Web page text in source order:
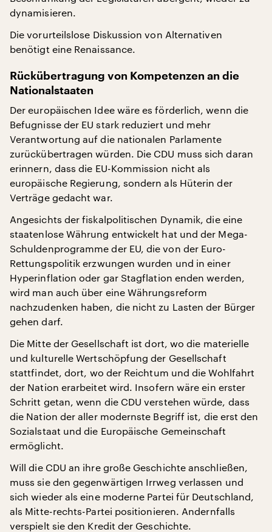
dynamisieren.
Die vorurteilslose Diskussion von Alternativen
benötigt eine Renaissance.
Rückübertragung von Kompetenzen an die
Nationalstaaten
Der europäischen Idee wäre es förderlich, wenn die
Befugnisse der EU stark reduziert und mehr
Verantwortung auf die nationalen Parlamente
zurückübertragen würden. Die CDU muss sich daran
erinnern, dass die EU-Kommission nicht als
europäische Regierung, sondern als Hüterin der
Verträge gedacht war.
Angesichts der fiskalpolitischen Dynamik, die eine
staatenlose Währung entwickelt hat und der Mega-
Schuldenprogramme der EU, die von der Euro-
Rettungspolitik erzwungen wurden und in einer
Hyperinflation oder gar Stagflation enden werden,
wird man auch über eine Währungsreform
nachzudenken haben, die nicht zu Lasten der Bürger
gehen darf.
Die Mitte der Gesellschaft ist dort, wo die materielle
und kulturelle Wertschöpfung der Gesellschaft
stattfindet, dort, wo der Reichtum und die Wohlfahrt
der Nation erarbeitet wird. Insofern wäre ein erster
Schritt getan, wenn die CDU verstehen würde, dass
die Nation der aller modernste Begriff ist, die erst den
Sozialstaat und die Europäische Gemeinschaft
ermöglicht.
Will die CDU an ihre große Geschichte anschließen,
muss sie den gegenwärtigen Irrweg verlassen und
sich wieder als eine moderne Partei für Deutschland,
als Mitte-rechts-Partei positionieren. Andernfalls
verspielt sie den Kredit der Geschichte.